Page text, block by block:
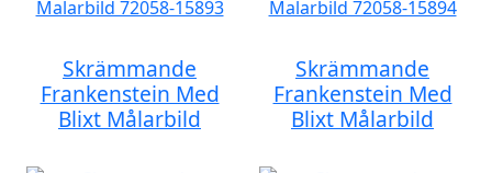
Skrämmande
Frankenstein Med
Blixt Målarbild
Skrämmande
Frankenstein Med
Blixt Målarbild